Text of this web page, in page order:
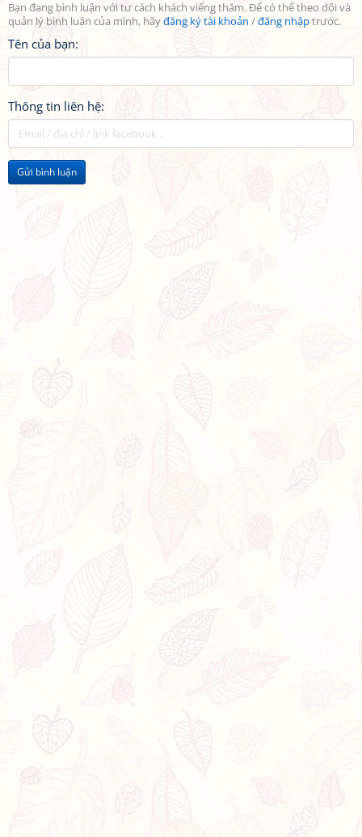
Bạn đang bình luận với tư cách khách viếng thăm. Để có thể theo dõi và
quản lý bình luận của mình, hãyđăng ký tài khoản /đăng nhậptrước.
Tên của bạn:
Thông tin liên hệ:
Gửi bình luận